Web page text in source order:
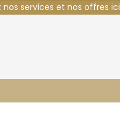
nos services et nos offres ici